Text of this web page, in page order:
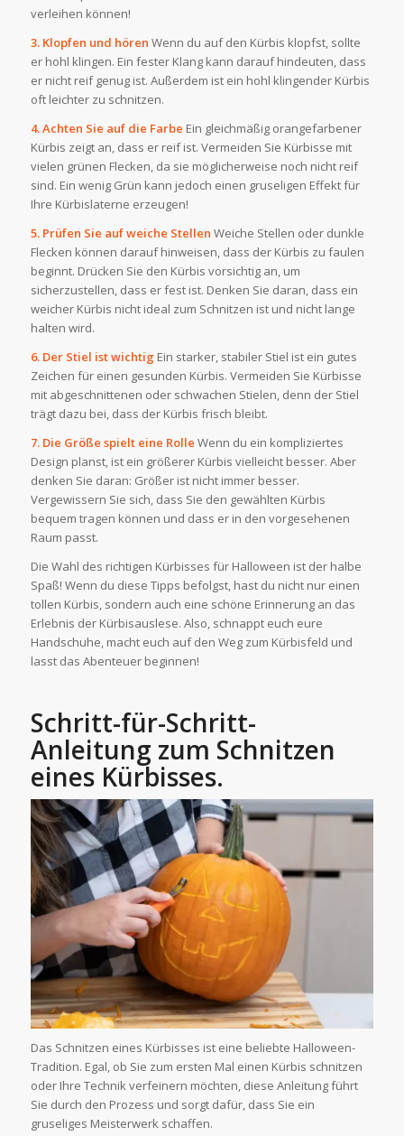
verleihen können!
3. Klopfen und hören Wenn du auf den Kürbis klopfst, sollte
er hohl klingen. Ein fester Klang kann darauf hindeuten, dass
er nicht reif genug ist. Außerdem ist ein hohl klingender Kürbis
oft leichter zu schnitzen.
4. Achten Sie auf die Farbe Ein gleichmäßig orangefarbener
Kürbis zeigt an, dass er reif ist. Vermeiden Sie Kürbisse mit
vielen grünen Flecken, da sie möglicherweise noch nicht reif
sind. Ein wenig Grün kann jedoch einen gruseligen Effekt für
Ihre Kürbislaterne erzeugen!
5. Prüfen Sie auf weiche Stellen Weiche Stellen oder dunkle
Flecken können darauf hinweisen, dass der Kürbis zu faulen
beginnt. Drücken Sie den Kürbis vorsichtig an, um
sicherzustellen, dass er fest ist. Denken Sie daran, dass ein
weicher Kürbis nicht ideal zum Schnitzen ist und nicht lange
halten wird.
6. Der Stiel ist wichtig Ein starker, stabiler Stiel ist ein gutes
Zeichen für einen gesunden Kürbis. Vermeiden Sie Kürbisse
mit abgeschnittenen oder schwachen Stielen, denn der Stiel
trägt dazu bei, dass der Kürbis frisch bleibt.
7. Die Größe spielt eine Rolle Wenn du ein kompliziertes
Design planst, ist ein größerer Kürbis vielleicht besser. Aber
denken Sie daran: Größer ist nicht immer besser.
Vergewissern Sie sich, dass Sie den gewählten Kürbis
bequem tragen können und dass er in den vorgesehenen
Raum passt.
Die Wahl des richtigen Kürbisses für Halloween ist der halbe
Spaß! Wenn du diese Tipps befolgst, hast du nicht nur einen
tollen Kürbis, sondern auch eine schöne Erinnerung an das
Erlebnis der Kürbisauslese. Also, schnappt euch eure
Handschuhe, macht euch auf den Weg zum Kürbisfeld und
lasst das Abenteuer beginnen!
Schritt-für-Schritt-
Anleitung zum Schnitzen
eines Kürbisses.
Das Schnitzen eines Kürbisses ist eine beliebte Halloween-
Tradition. Egal, ob Sie zum ersten Mal einen Kürbis schnitzen
oder Ihre Technik verfeinern möchten, diese Anleitung führt
Sie durch den Prozess und sorgt dafür, dass Sie ein
gruseliges Meisterwerk schaffen.